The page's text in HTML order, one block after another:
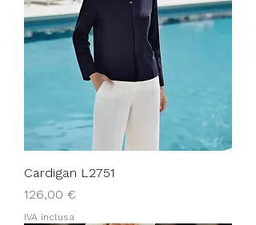
Cardigan L2751
Prezzo
126,00 €
IVA inclusa